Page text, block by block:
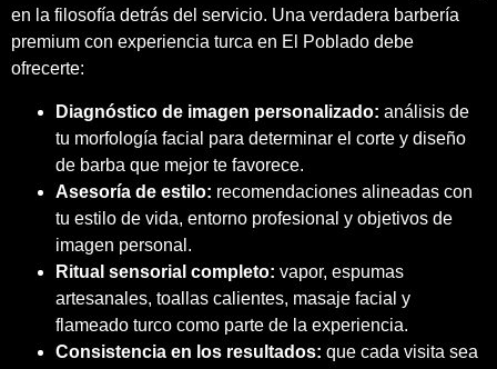
en la filosofía detrás del servicio. Una verdadera barbería
premium con experiencia turca en El Poblado debe
ofrecerte:
Diagnóstico de imagen personalizado: análisis de
tu morfología facial para determinar el corte y diseño
de barba que mejor te favorece.
Asesoría de estilo: recomendaciones alineadas con
tu estilo de vida, entorno profesional y objetivos de
imagen personal.
Ritual sensorial completo: vapor, espumas
artesanales, toallas calientes, masaje facial y
flameado turco como parte de la experiencia.
Consistencia en los resultados: que cada visita sea